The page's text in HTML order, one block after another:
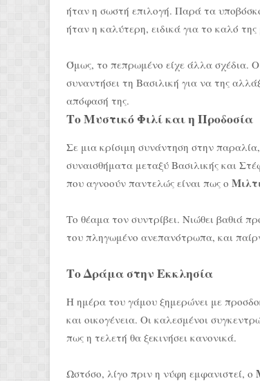
ήταν η σωστή επιλογή. Παρά τα
ήταν η καλύτερη, ειδικά για το καλό
Όμως, το πεπρωμένο είχε άλλα σχέδια. Ο
συναντήσει τη Βασιλική για να της
απόφασή της.
Το Μυστικό Φιλί και η Προδοσία
Σε μια κρίσιμη συνάντηση στην
συναισθήματα μεταξύ Βασιλικής και
που αγνοούν παντελώς είναι πως ο
Το θέαμα τον συντρίβει. Νιώθει βαθιά
του πληγωμένο ανεπανότρωπα, και
Το Δράμα στην Εκκλησία
Η ημέρα του γάμου ξημερώνει με
και οικογένεια. Οι καλεσμένοι
πως η τελετή θα ξεκινήσει κανονικά.
Ωστόσο, λίγο πριν η νύφη εμφανιστεί, ο